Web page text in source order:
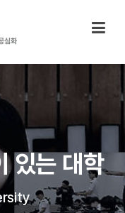
있는 대학